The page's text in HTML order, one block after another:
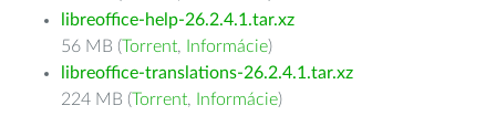
libreoffice-help-26.2.4.1.tar.xz
56 MB (Torrent, Informácie)
libreoffice-translations-26.2.4.1.tar.xz
224 MB (Torrent, Informácie)